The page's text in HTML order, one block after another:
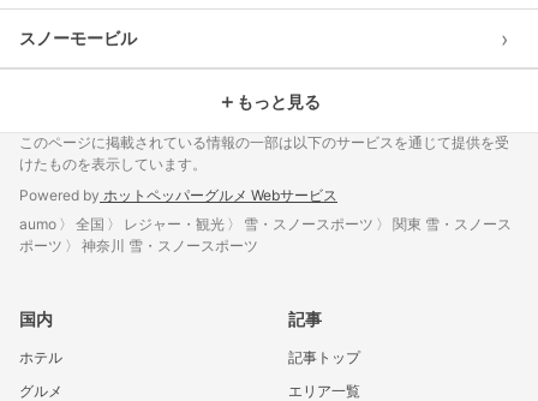
スノーモービル ›
＋ もっと見る
このページに掲載されている情報の一部は以下のサービスを通じて提供を受
けたものを表示しています。
Powered by ホットペッパーグルメ Webサービス
aumo
全国 レジャー・観光 雪・スノースポーツ
関東 雪・スノース
ポーツ
神奈川 雪・スノースポーツ
国内
ホテル
グルメ
記事
記事トップ
エリア一覧